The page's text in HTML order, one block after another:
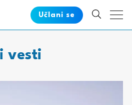
Učlani se
vesti